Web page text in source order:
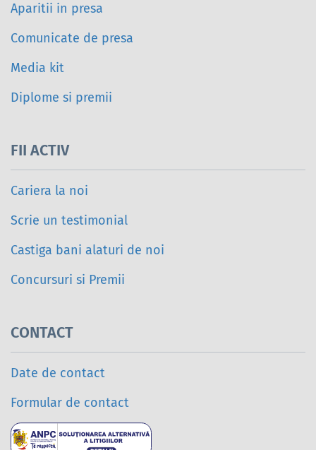
Aparitii in presa
Comunicate de presa
Media kit
Diplome si premii
FII ACTIV
Cariera la noi
Scrie un testimonial
Castiga bani alaturi de noi
Concursuri si Premii
CONTACT
Date de contact
Formular de contact